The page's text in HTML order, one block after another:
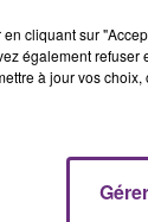
cliquant sur
également
à jour vos